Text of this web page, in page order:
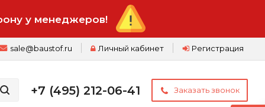
у менеджеров!
Регистрация
Личный кабинет
sale@baustof.ru
+7 (495) 212-06-41 Заказать звонок